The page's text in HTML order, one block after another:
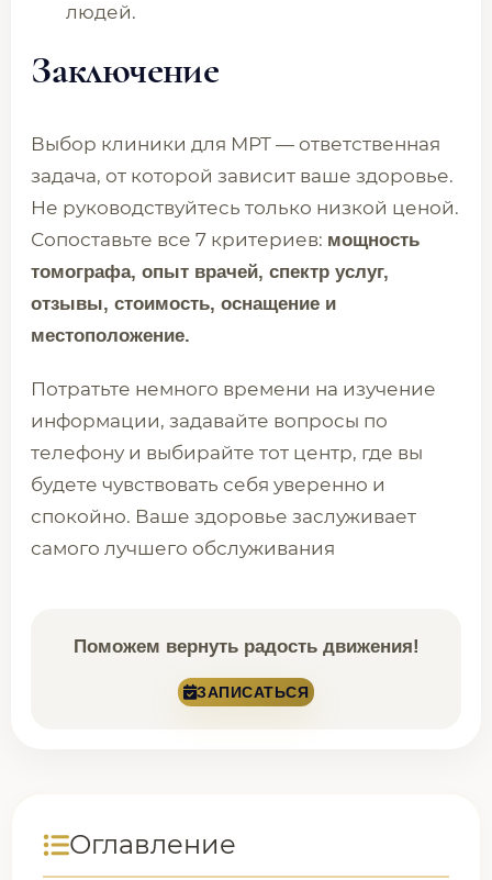
людей.
Заключение
Выбор клиники для МРТ — ответственная
задача, от которой зависит ваше здоровье.
Не руководствуйтесь только низкой ценой.
Сопоставьте все 7 критериев: мощность
томографа, опыт врачей, спектр услуг,
отзывы, стоимость, оснащение и
местоположение.
Потратьте немного времени на изучение
информации, задавайте вопросы по
телефону и выбирайте тот центр, где вы
будете чувствовать себя уверенно и
спокойно. Ваше здоровье заслуживает
самого лучшего обслуживания
Поможем вернуть радость движения!
ЗАПИСАТЬСЯ
Оглавление